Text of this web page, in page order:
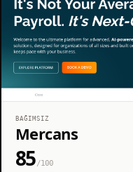
BAĞIMSIZ
Mercans
85/100